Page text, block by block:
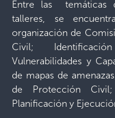
Entre las temáticas
talleres, se
organización de
Civil;
Vulnerabilidades y
de mapas de
de Protección
Planificación y